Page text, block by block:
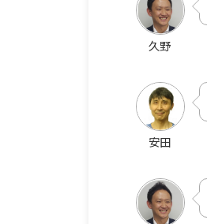
久野
安田